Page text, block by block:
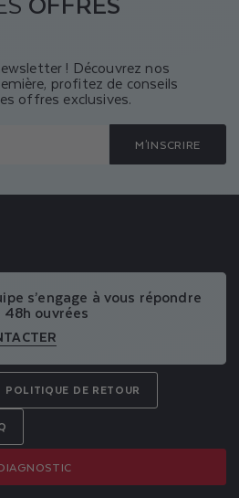
! Découvrez nos
profitez de conseils
offres exclusives.
M'INSCRIRE
s’engage à vous répondre
ouvrées
POLITIQUE DE RETOUR